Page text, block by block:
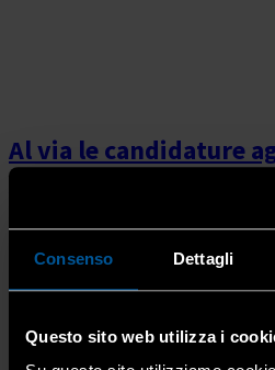
Consenso Dettagli
Questo sito web utilizza i
Al via le candidature
Awards 2026: premio
artigianato e design
montagna
comunicazione
Lobby e